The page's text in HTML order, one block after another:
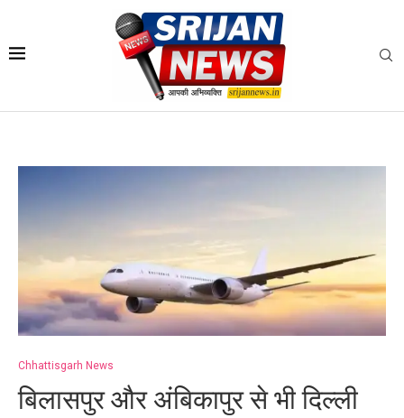
Chhattisgarh News
बिलासपुर और अंबिकापुर से भी दिल्ली